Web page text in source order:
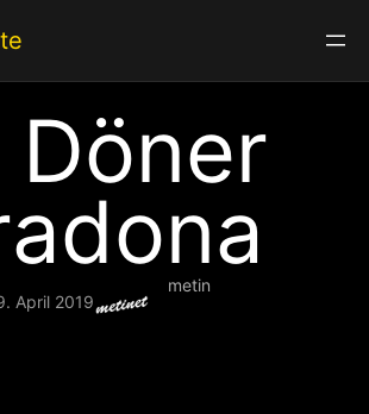
Döner
April 2019
metin